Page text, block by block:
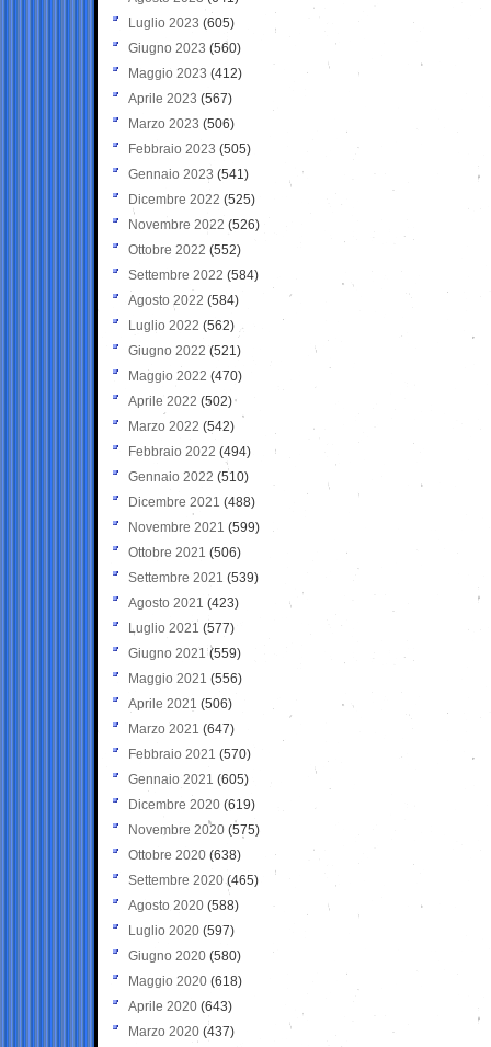
Luglio 2023 (605)
Giugno 2023 (560)
Maggio 2023 (412)
Aprile 2023 (567)
Marzo 2023 (506)
Febbraio 2023 (505)
Gennaio 2023 (541)
Dicembre 2022 (525)
Novembre 2022 (526)
Ottobre 2022 (552)
Settembre 2022 (584)
Agosto 2022 (584)
Luglio 2022 (562)
Giugno 2022 (521)
Maggio 2022 (470)
Aprile 2022 (502)
Marzo 2022 (542)
Febbraio 2022 (494)
Gennaio 2022 (510)
Dicembre 2021 (488)
Novembre 2021 (599)
Ottobre 2021 (506)
Settembre 2021 (539)
Agosto 2021 (423)
Luglio 2021 (577)
Giugno 2021(559)
Maggio 2021 (556)
Aprile 2021 (506)
Marzo 2021 (647)
Febbraio 2021 (570)
Gennaio 2021 (605)
Dicembre 2020 (619)
Novembre 2020 (575)
Ottobre 2020 (638)
Settembre 2020(465)
Agosto 2020 (588)
Luglio 2020 (597)
Giugno 2020 (580)
Maggio 2020 (618)
Aprile 2020 (643)
Marzo 2020 (437)